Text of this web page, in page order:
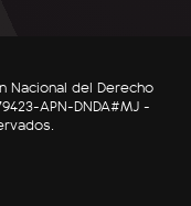
Nacional del Derecho
APN-DNDA#MJ -